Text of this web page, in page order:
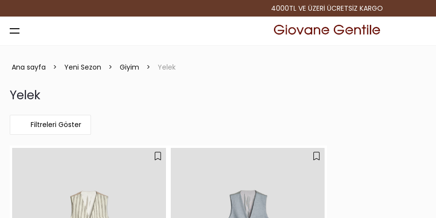
4000TL VE ÜZERİ ÜCRETSİZ KARGO
Ana sayfa > Yeni Sezon > Giyim > Yelek
Yelek
Filtreleri Göster